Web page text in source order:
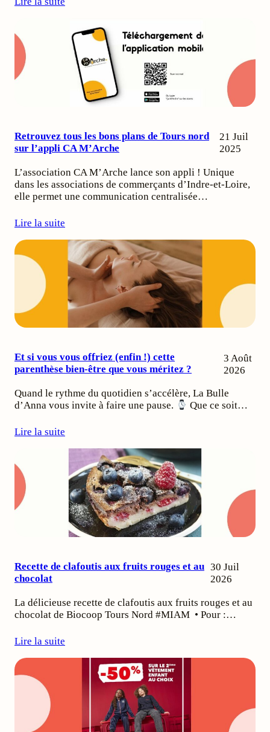
Retrouvez tous les bons plans de Tours nord
sur l’appli CA M’Arche
21 Juil
2025
L’association CA M’Arche lance son appli ! Unique
dans les associations de commerçants d’Indre-et-Loire,
elle permet une communication centralisée…
Lire la suite
Et si vous vous offriez (enfin !) cette
parenthèse bien-être que vous méritez ?
3 Août
2026
Quand le rythme du quotidien s’accélère, La Bulle
d’Anna vous invite à faire une pause.
Que ce soit…
Lire la suite
Recette de clafoutis aux fruits rouges et au
chocolat
30 Juil
2026
La délicieuse recette de clafoutis aux fruits rouges et au
chocolat de Biocoop Tours Nord #MIAM • Pour :…
Lire la suite